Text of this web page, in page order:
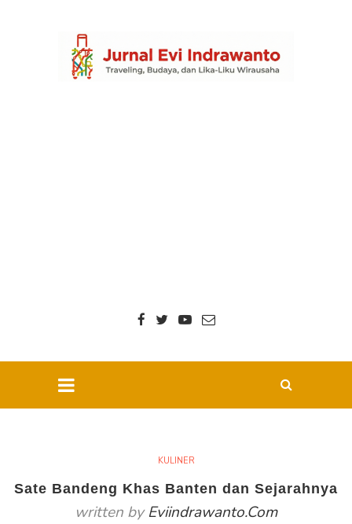
KULINER
Sate Bandeng Khas Banten dan Sejarahnya
written byEviindrawanto.com